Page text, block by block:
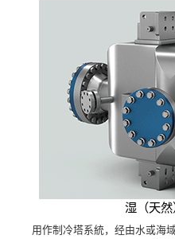
湿（天
用作制冷塔系統，经由水或海